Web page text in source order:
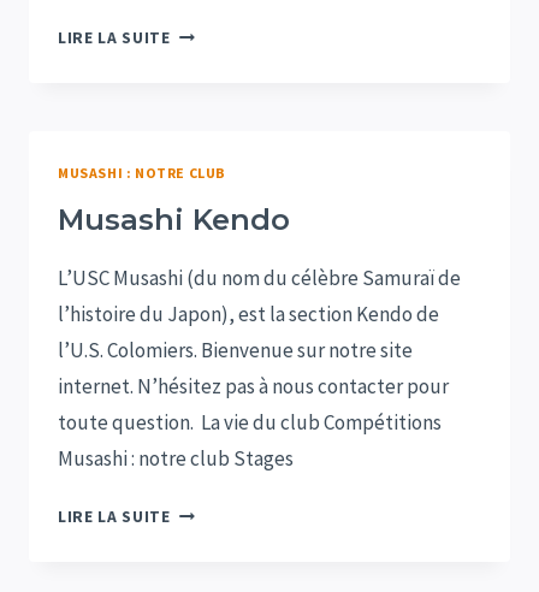
LIRE LA SUITEKENDO
MUSASHI : NOTRE CLUB
Musashi Kendo
L’USC Musashi (du nom du célèbre Samuraï de
l’histoire du Japon), est la section Kendo de
l’U.S. Colomiers. Bienvenue sur notre site
internet. N’hésitez pas à nous contacter pour
toute question. La vie du club Compétitions
Musashi : notre club Stages
LIRE LA SUITEMUSASHI